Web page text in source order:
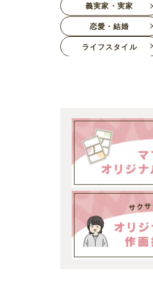
義実家・実家
恋愛・結婚
ライフスタイル